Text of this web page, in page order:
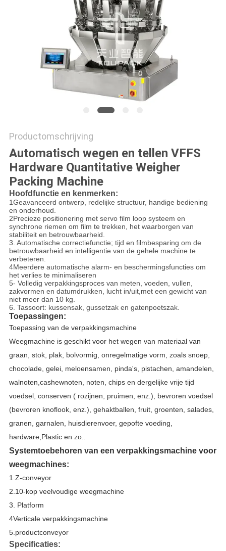
SITEMAP
PRIVACYBELEID
Productomschrijving
Automatisch wegen en tellen VFFS
Hardware Quantitative Weigher
Packing Machine
Hoofdfunctie en kenmerken:
1Geavanceerd ontwerp, redelijke structuur, handige bediening
en onderhoud.
2Precieze positionering met servo film loop systeem en
synchrone riemen om film te trekken, het waarborgen van
stabiliteit en betrouwbaarheid.
3. Automatische correctiefunctie; tijd en filmbesparing om de
betrouwbaarheid en intelligentie van de gehele machine te
verbeteren.
4Meerdere automatische alarm- en beschermingsfuncties om
het verlies te minimaliseren
5- Volledig verpakkingsproces van meten, voeden, vullen,
zakvormen en datumdrukken, lucht in/uit,met een gewicht van
niet meer dan 10 kg.
6. Tassoort: kussensak, gussetzak en gatenpoetszak.
Toepassingen:
Toepassing van de verpakkingsmachine
Weegmachine is geschikt voor het wegen van materiaal van
graan, stok, plak, bolvormig, onregelmatige vorm, zoals snoep,
chocolade, gelei, meloensamen, pinda's, pistachen, amandelen,
walnoten,cashewnoten, noten, chips en dergelijke vrije tijd
voedsel, conserven ( rozijnen, pruimen, enz.), bevroren voedsel
(bevroren knoflook, enz.), gehaktballen, fruit, groenten, salades,
granen, garnalen, huisdierenvoer, gepofte voeding,
hardware,Plastic en zo..
Systemtoebehoren van een verpakkingsmachine voor
weegmachines:
1.Z-conveyor
2.10-kop veelvoudige weegmachine
3. Platform
4Verticale verpakkingsmachine
5.productconveyor
Specificaties: